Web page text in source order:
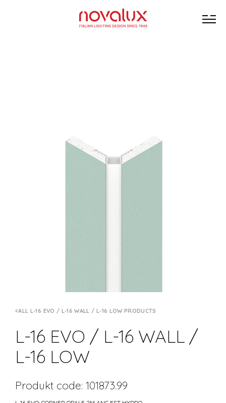
ALL L-16 EVO / L-16 WALL / L-16 LOW PRODUCTS
L-16 EVO / L-16 WALL /
L-16 LOW
Produkt code: 101873.99